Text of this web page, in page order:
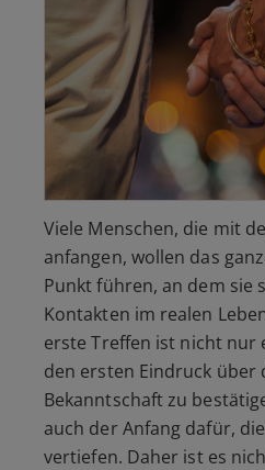
Viele Menschen, die mit
anfangen, wollen das
Punkt führen, an dem sie
Kontakten im realen
erste Treffen ist nicht nur
den ersten Eindruck über
Bekanntschaft zu
auch der Anfang dafür,
vertiefen. Daher ist es